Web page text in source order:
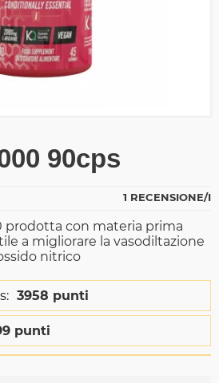
90cps
1 RECENSIONE/I
prodotta con materia prima
a migliorare la vasodiltazione
nitrico
3958 punti
punti